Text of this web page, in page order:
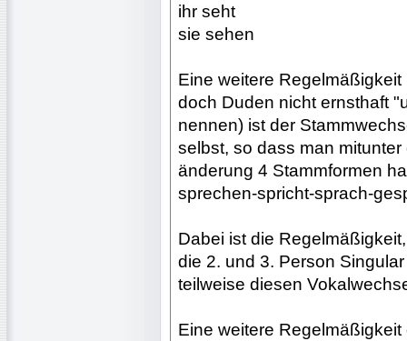
ihr seht
sie sehen
Eine weitere Regelmäßigkeit
doch Duden nicht ernsthaft
nennen) ist der
selbst, so dass man mitunter
änderung 4 Stammformen
sprechen-spricht-sprach-
Dabei ist die
die 2. und 3. Person Singular
teilweise diesen
Eine weitere Regelmäßigkeit